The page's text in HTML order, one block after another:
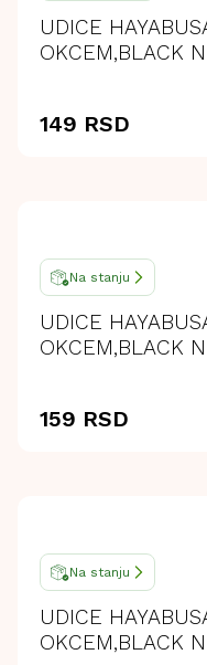
UDICE
OKCEM,BLACK
149 RSD
Na stanju
UDICE
OKCEM,BLACK
159 RSD
Na stanju
UDICE
OKCEM,BLACK